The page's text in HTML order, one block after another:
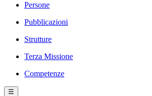
Persone
Pubblicazioni
Strutture
Terza Missione
Competenze
☰